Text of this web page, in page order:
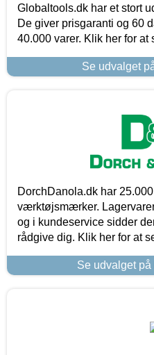
Globaltools.dk har et stort
De giver prisgaranti og 60
40.000 varer. Klik her for at
Se udvalget
DorchDanola.dk har
værktøjsmærker.
og i kundeservice sidder
rådgive dig. Klik her for at
Se udvalget